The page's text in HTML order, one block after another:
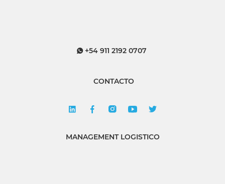
+54 911 2192 0707
CONTACTO
MANAGEMENT LOGISTICO